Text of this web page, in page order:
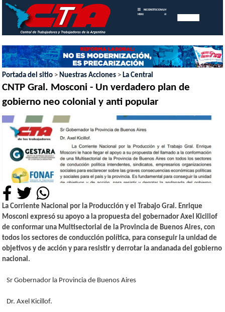
MENU
INICIOINSTITUCIONAL MEMORIAS
ANUALES
Portada del sitio > Nuestras Acciones > La Central
CNTP Gral. Mosconi - Un verdadero plan de
gobierno neo colonial y anti popular
La Corriente Nacional por la Producción y el Trabajo Gral. Enrique
Mosconi expresó su apoyo a la propuesta del gobernador Axel Kicillof
de conformar una Multisectorial de la Provincia de Buenos Aires, con
todos los sectores de conducción política, para conseguir la unidad de
objetivos y de acción y para resistir y derrotar la andanada del gobierno
nacional.
Sr Gobernador la Provincia de Buenos Aires
Dr. Axel Kicillof.